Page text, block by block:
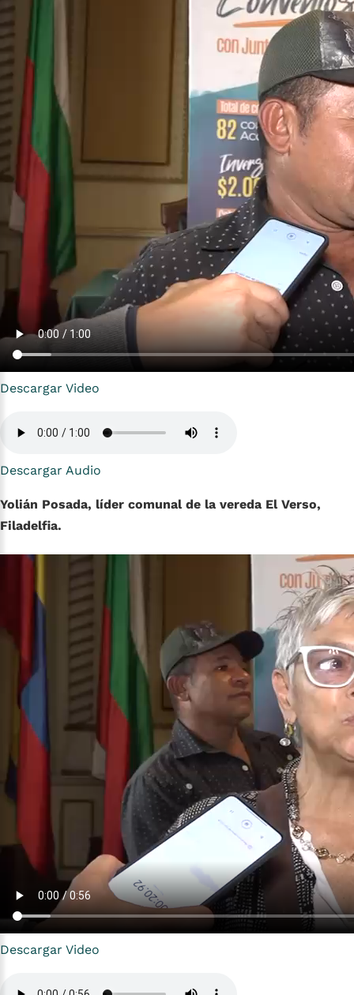
Descargar Video
Descargar Audio
Yolián Posada, líder comunal de la vereda El Verso,
Filadelfia.
Descargar Video